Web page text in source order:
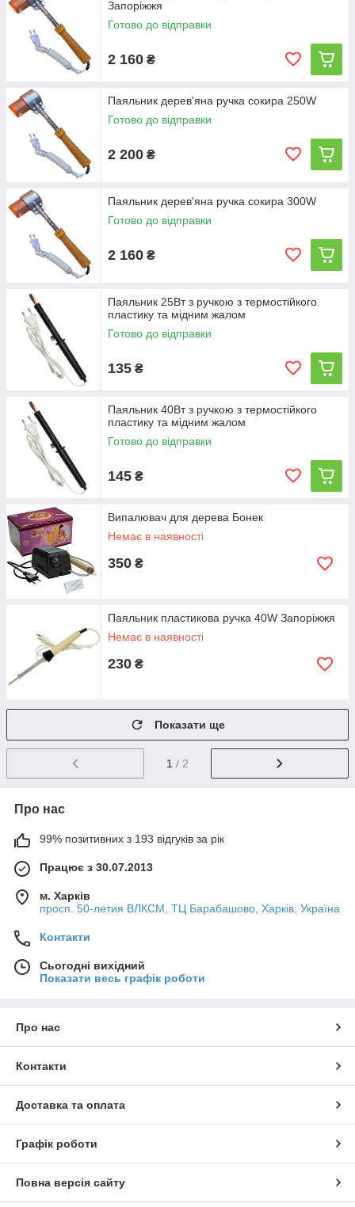
Запоріжжя
Готово до відправки
2 160 ₴
Паяльник дерев'яна ручка сокира 250W
Готово до відправки
2 200 ₴
Паяльник дерев'яна ручка сокира 300W
Готово до відправки
2 160 ₴
Паяльник 25Вт з ручкою з термостійкого
пластику та мідним жалом
Готово до відправки
135 ₴
Паяльник 40Вт з ручкою з термостійкого
пластику та мідним жалом
Готово до відправки
145 ₴
Випалювач для дерева Бонек
Немає в наявності
350 ₴
Паяльник пластикова ручка 40W Запоріжжя
Немає в наявності
230 ₴
Показати ще
1 / 2
Про нас
99% позитивних з 193 відгуків за рік
Працює з 30.07.2013
м. Харків
просп. 50-летия ВЛКСМ, ТЦ Барабашово, Харків, Україна
Контакти
Сьогодні вихідний
Показати весь графік роботи
Про нас
Контакти
Доставка та оплата
Графік роботи
Повна версія сайту